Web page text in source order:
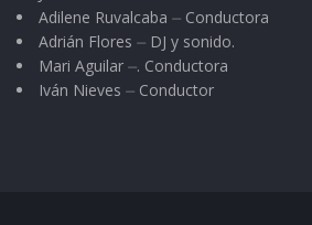
Adilene Ruvalcaba ⏤ Conductora
Adrián Flores ⏤ DJ y sonido.
Mari Aguilar ⏤. Conductora
Iván Nieves ⏤ Conductor